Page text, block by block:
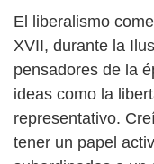
El liberalismo
XVII, durante la
pensadores de la
ideas como la
representativo.
tener un papel